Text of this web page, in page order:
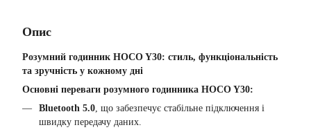
Опис
Розумний годинник HOCO Y30: стиль, функціональність
та зручність у кожному дні
Основні переваги розумного годинника HOCO Y30:
Bluetooth 5.0 , що забезпечує стабільне підключення і
швидку передачу даних.